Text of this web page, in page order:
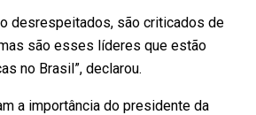
desrespeitados, são criticados de
são esses líderes que estão
no Brasil”, declarou.
a importância do presidente da